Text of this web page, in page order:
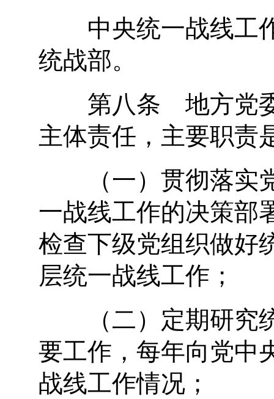
中央统一战线工
统战部。
第八条 地方党委
主体责任，主要职责
（一）贯彻落实
一战线工作的决策部
检查下级党组织做好
层统一战线工作；
（二）定期研究
要工作，每年向党中
战线工作情况；